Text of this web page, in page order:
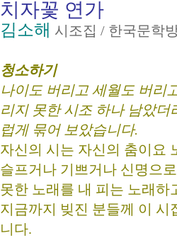
치자꽃 연가
김소해 시조집 / 한국문학
청소하기
나이도 버리고 세월도 버리
리지 못한 시조 하나 남았
럽게 묶어 보았습니다.
자신의 시는 자신의 춤이요
슬프거나 기쁘거나 신명으
못한 노래를 내 피는 노래하
지금까지 빚진 분들께 이
니다.